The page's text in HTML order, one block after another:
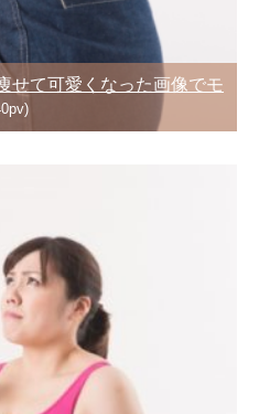
せて可愛くなった画像でモ